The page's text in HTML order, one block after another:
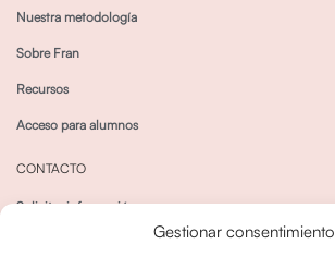
Gestionar consentimiento
Nuestra metodología
Sobre Fran
Recursos
Acceso para alumnos
CONTACTO
Solicitar información